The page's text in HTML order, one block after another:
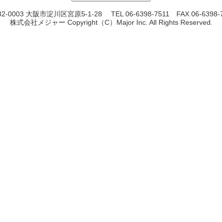
0003 大阪市淀川区宮原5-1-28 TEL 06-6398-7511 FAX 06-6398-
株式会社メジャー Copyright（C）Major Inc. All Rights Reserved.